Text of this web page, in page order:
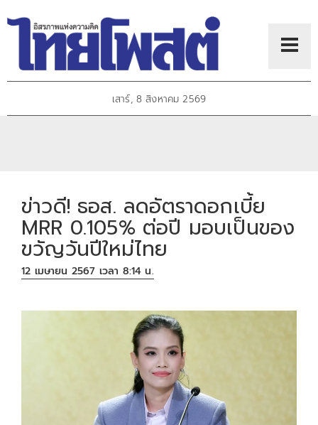
เสาร์, 8 สิงหาคม 2569
ข่าวดี​! ธอส. ลดอัตราดอกเบี้ย
MRR 0.105% ต่อปี มอบเป็นของ
ขวัญวันปีใหม่ไทย​
12 เมษายน 2567 เวลา 8:14 น.